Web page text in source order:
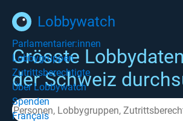
Lobbywatch
Parlamentarier:innen
Lobbygruppen
Zutrittsberechtigte
Über Lobbywatch
Spenden
Français
Grösste
der Schweiz